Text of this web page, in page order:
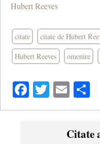
Hubert Reeves
citate citate de Hubert
Hubert Reeves omenire
Facebook
Twitter
Email
Citate